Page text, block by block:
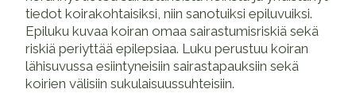
tiedot koirakohtaisiksi, niin sanotuiksi epiluvuiksi.
Epiluku kuvaa koiran omaa sairastumisriskiä sekä
riskiä periyttää epilepsiaa. Luku perustuu koiran
lähisuvussa esiintyneisiin sairastapauksiin sekä
koirien välisiin sukulaisuussuhteisiin.